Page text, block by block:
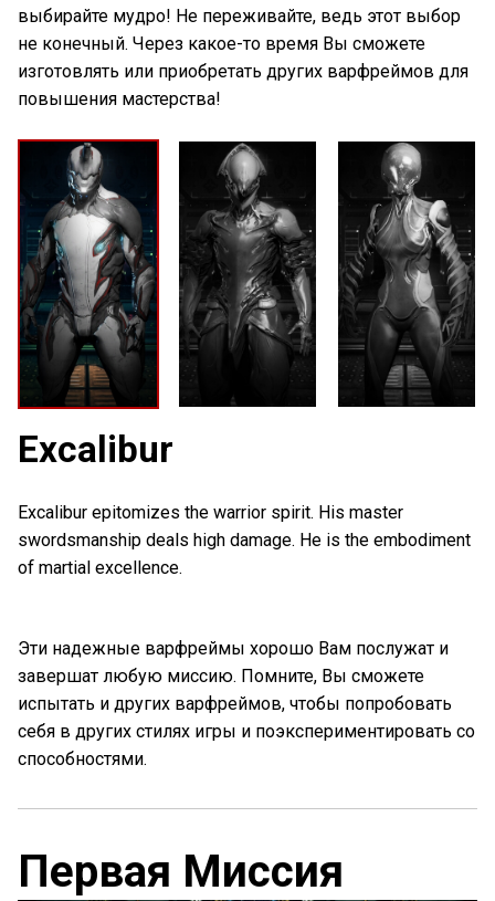
выбирайте мудро! Не переживайте, ведь этот выбор
не конечный. Через какое-то время Вы сможете
изготовлять или приобретать других варфреймов для
повышения мастерства!
Excalibur
Excalibur epitomizes the warrior spirit. His master
swordsmanship deals high damage. He is the embodiment
of martial excellence.
Эти надежные варфреймы хорошо Вам послужат и
завершат любую миссию. Помните, Вы сможете
испытать и других варфреймов, чтобы попробовать
себя в других стилях игры и поэкспериментировать со
способностями.
Первая Миссия